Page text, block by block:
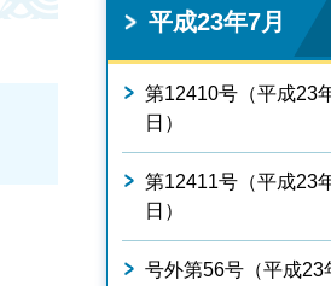
平成23年7月
第12410号（平成23
日）
第12411号（平成23
日）
号外第56号（平成23